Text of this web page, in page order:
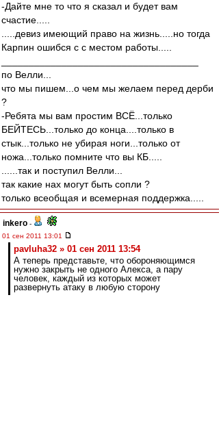
-Дайте мне то что я сказал и будет вам
счастие.....
.....девиз имеющий право на жизнь.....но тогда
Карпин ошибся с с местом работы.....
по Велли...
что мы пишем...о чем мы желаем перед дерби
?
-Ребята мы вам простим ВСЁ...только
БЕЙТЕСЬ...только до конца....только в
стык...только не убирая ноги...только от
ножа...только помните что вы КБ.....
......так и поступил Велли...
так какие нах могут быть сопли ?
только всеобщая и всемерная поддержка.....
inkero -
01 сен 2011 13:01
pavluha32 » 01 сен 2011 13:54
А теперь представьте, что обороняющимся
нужно закрыть не одного Алекса, а пару
человек, каждый из которых может
развернуть атаку в любую сторону